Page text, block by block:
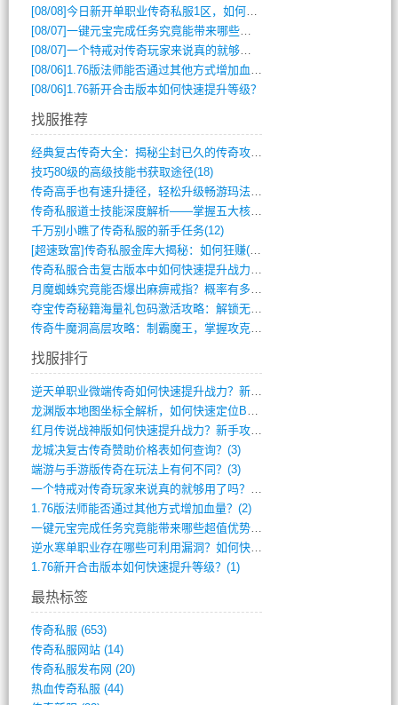
[08/08]今日新开单职业传奇私服1区，如何快速升级与获取顶级装备？
[08/07]一键元宝完成任务究竟能带来哪些超值优势？
[08/07]一个特戒对传奇玩家来说真的就够用了吗？
[08/06] 1.76版法师能否通过其他方式增加血量？
[08/06] 1.76新开合击版本如何快速提升等级？
找服推荐
经典复古传奇大全：揭秘尘封已久的传奇攻略(348)
技巧80级的高级技能书获取途径(18)
传奇高手也有速升捷径，轻松升级畅游玛法(11)
传奇私服道士技能深度解析——掌握五大核心(956)
千万别小瞧了传奇私服的新手任务(12)
[超速致富]传奇私服金库大揭秘：如何狂赚(590)
传奇私服合击复古版本中如何快速提升战力与(917)
月魔蜘蛛究竟能否爆出麻痹戒指？概率有多大(11)
夺宝传奇秘籍海量礼包码激活攻略：解锁无限(587)
传奇牛魔洞高层攻略：制霸魔王，掌握攻克要(12)
找服排行
逆天单职业微端传奇如何快速提升战力？新手(4)
龙渊版本地图坐标全解析，如何快速定位BO(4)
红月传说战神版如何快速提升战力？新手攻略(3)
龙城决复古传奇赞助价格表如何查询？(3)
端游与手游版传奇在玩法上有何不同？(3)
一个特戒对传奇玩家来说真的就够用了吗？(2)
1.76版法师能否通过其他方式增加血量？(2)
一键元宝完成任务究竟能带来哪些超值优势？(1)
逆水寒单职业存在哪些可利用漏洞？如何快速(1)
1.76新开合击版本如何快速提升等级？(1)
最热标签
传奇私服 (653)
传奇私服网站(14)
传奇私服发布网 (20)
热血传奇私服 (44)